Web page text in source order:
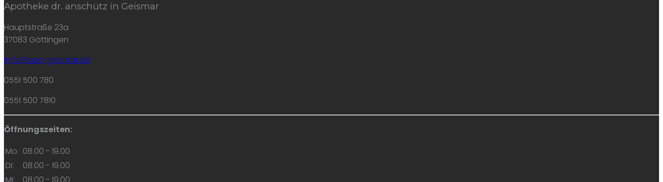
Apotheke dr. anschütz in Geismar
Hauptstraße 23a
37083 Göttingen
info@apo-geismar.de
0551 500 780
0551 500 7810
Öffnungszeiten:
Mo: 08.00 - 19.00
Di:
08.00 - 19.00
Mi:
08.00 - 19.00